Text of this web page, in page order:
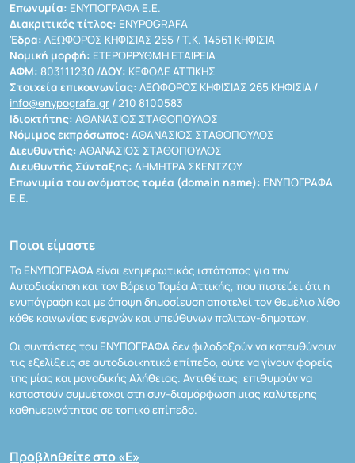
Επωνυμία: ΕΝΥΠΟΓΡΑΦΑ Ε.Ε.
Διακριτικός τίτλος: ENYPOGRAFA
Έδρα: ΛΕΩΦΟΡΟΣ ΚΗΦΙΣΙΑΣ 265 / Τ.Κ. 14561 ΚΗΦΙΣΙΑ
Νομική μορφή: ΕΤΕΡΟΡΡΥΘΜΗ ΕΤΑΙΡΕΙΑ
ΑΦΜ: 803111230 /ΔΟΥ: ΚΕΦΟΔΕ ΑΤΤΙΚΗΣ
Στοιχεία επικοινωνίας: ΛΕΩΦΟΡΟΣ ΚΗΦΙΣΙΑΣ 265 ΚΗΦΙΣΙΑ /
info@enypografa.gr / 210 8100583
Ιδιοκτήτης: ΑΘΑΝΑΣΙΟΣ ΣΤΑΘΟΠΟΥΛΟΣ
Νόμιμος εκπρόσωπος: ΑΘΑΝΑΣΙΟΣ ΣΤΑΘΟΠΟΥΛΟΣ
Διευθυντής: ΑΘΑΝΑΣΙΟΣ ΣΤΑΘΟΠΟΥΛΟΣ
Διευθυντής Σύνταξης: ΔΗΜΗΤΡΑ ΣΚΕΝΤΖΟΥ
Επωνυμία του ονόματος τομέα (domain name): ΕΝΥΠΟΓΡΑΦΑ
Ε.Ε.
Ποιοι είμαστε
Το ΕΝΥΠΟΓΡΑΦΑ είναι ενημερωτικός ιστότοπος για την
Αυτοδιοίκηση και τον Βόρειο Τομέα Αττικής, που πιστεύει ότι η
ενυπόγραφη και με άποψη δημοσίευση αποτελεί τον θεμέλιο λίθο
κάθε κοινωνίας ενεργών και υπεύθυνων πολιτών-δημοτών.
Οι συντάκτες του ΕΝΥΠΟΓΡΑΦΑ δεν φιλοδοξούν να κατευθύνουν
τις εξελίξεις σε αυτοδιοικητικό επίπεδο, ούτε να γίνουν φορείς
της μίας και μοναδικής Αλήθειας. Αντιθέτως, επιθυμούν να
καταστούν συμμέτοχοι στη συν-διαμόρφωση μιας καλύτερης
καθημερινότητας σε τοπικό επίπεδο.
Προβληθείτε στο «Ε»